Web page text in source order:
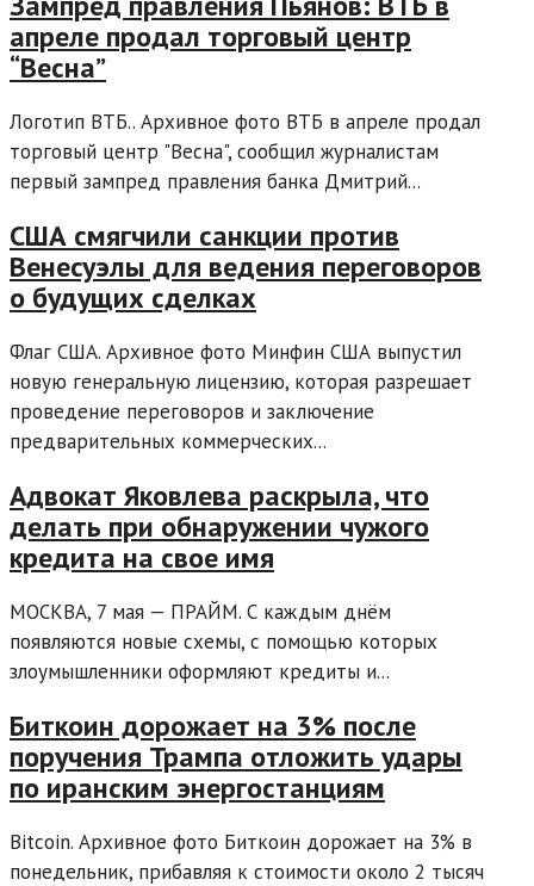
апреле продал торговый центр
“Весна”
Логотип ВТБ.. Архивное фото ВТБ в апреле продал
торговый центр "Весна", сообщил журналистам
первый зампред правления банка Дмитрий...
США смягчили санкции против
Венесуэлы для ведения переговоров
о будущих сделках
Флаг США. Архивное фото Минфин США выпустил
новую генеральную лицензию, которая разрешает
проведение переговоров и заключение
предварительных коммерческих...
Адвокат Яковлева раскрыла, что
делать при обнаружении чужого
кредита на свое имя
МОСКВА, 7 мая — ПРАЙМ. С каждым днём
появляются новые схемы, с помощью которых
злоумышленники оформляют кредиты и...
Биткоин дорожает на 3% после
поручения Трампа отложить удары
по иранским энергостанциям
Bitcoin. Архивное фото Биткоин дорожает на 3% в
понедельник, прибавляя к стоимости около 2 тысяч